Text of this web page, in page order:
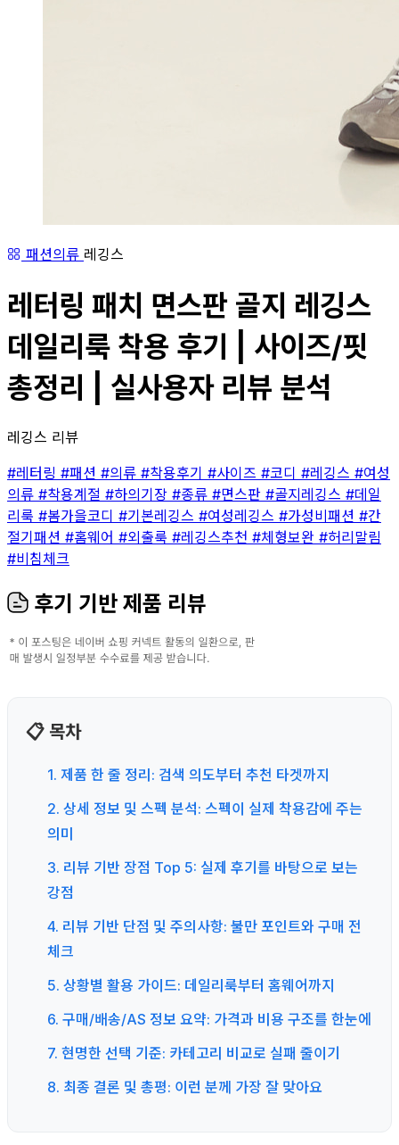
패션의류 레깅스
레터링 패치 면스판 골지 레깅스
데일리룩 착용 후기 | 사이즈/핏
총정리 | 실사용자 리뷰 분석
레깅스 리뷰
#레터링 #패션 #의류 #착용후기 #사이즈 #코디 #레깅스 #여성
의류 #착용계절 #하의기장 #종류 #면스판 #골지레깅스 #데일
리룩 #봄가을코디 #기본레깅스 #여성레깅스 #가성비패션 #간
절기패션 #홈웨어 #외출룩 #레깅스추천 #체형보완 #허리말림
#비침체크
후기 기반 제품 리뷰
📋 목차
1. 제품 한 줄 정리: 검색 의도부터 추천 타겟까지
2. 상세 정보 및 스펙 분석: 스펙이 실제 착용감에 주는
의미
3. 리뷰 기반 장점 Top 5: 실제 후기를 바탕으로 보는
강점
4. 리뷰 기반 단점 및 주의사항: 불만 포인트와 구매 전
체크
5. 상황별 활용 가이드: 데일리룩부터 홈웨어까지
6. 구매/배송/AS 정보 요약: 가격과 비용 구조를 한눈에
7. 현명한 선택 기준: 카테고리 비교로 실패 줄이기
8. 최종 결론 및 총평: 이런 분께 가장 잘 맞아요